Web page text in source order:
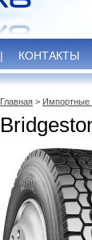
| КОНТАКТЫ
Главная >